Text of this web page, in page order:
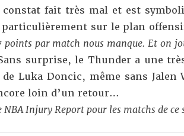
constat fait très mal et est
particulièrement sur le plan
points par match nous manque. Et on
surprise, le Thunder a une
Luka Doncic, même sans Jalen
loin d’un retour…
NBA Injury Report pour les matchs de ce